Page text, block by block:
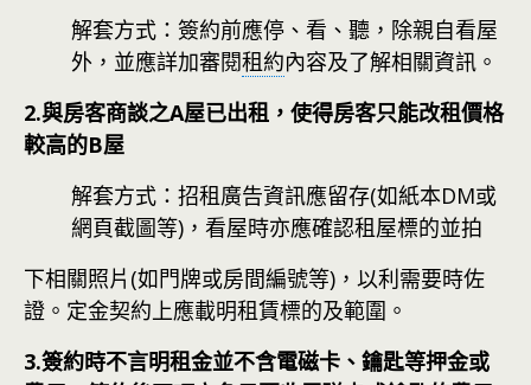
解套方式：簽約前應停、看、聽，除親自看屋
外，並應詳加審閱租約內容及了解相關資訊。
2.與房客商談之A屋已出租，使得房客只能改租價格
較高的B屋
解套方式：招租廣告資訊應留存(如紙本DM或
網頁截圖等)，看屋時亦應確認租屋標的並拍
下相關照片(如門牌或房間編號等)，以利需要時佐
證。定金契約上應載明租賃標的及範圍。
3.簽約時不言明租金並不含電磁卡、鑰匙等押金或